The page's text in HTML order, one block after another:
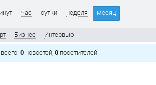
час сутки неделя месяц
Бизнес Интервью
всего: 0 новостей, 0 посетителей.